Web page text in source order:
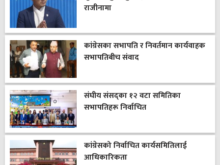
राजीनामा
कांग्रेसका सभापति र निवर्तमान कार्यवाहक
सभापतिबीच संवाद
संघीय संसद्का १२ वटा समितिका
सभापतिहरू निर्वाचित
कांग्रेसको निर्वाचित कार्यसमितिलाई
आधिकारिकता